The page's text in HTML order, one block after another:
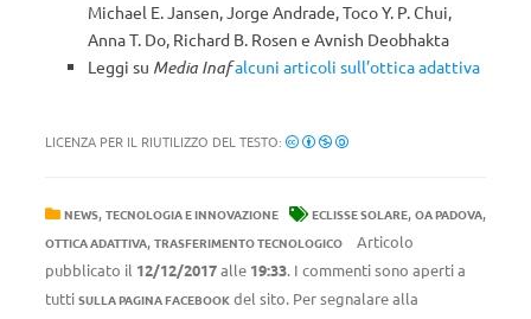
Michael E. Jansen, Jorge Andrade, Toco Y. P. Chui,
Anna T. Do, Richard B. Rosen e Avnish Deobhakta
Leggi su Media Inafalcuni articoli sull’ottica adattiva
LICENZA PER IL RIUTILIZZO DEL TESTO:
NEWS, TECNOLOGIA E INNOVAZIONE ECLISSE SOLARE, OA PADOVA,
OTTICA ADATTIVA, TRASFERIMENTO TECNOLOGICO
Articolo
pubblicato il 12/12/2017alle 19:33. I commenti sono aperti a
tutti SULLA PAGINA FACEBOOK del sito. Per segnalare alla